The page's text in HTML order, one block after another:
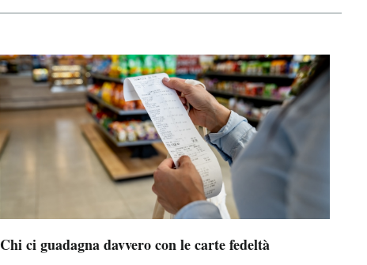
Chi ci guadagna davvero con le carte fedeltà